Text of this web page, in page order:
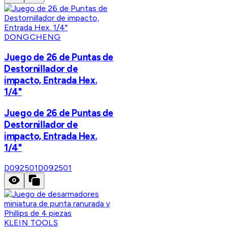
DONGCHENG
Juego de 26 de Puntas de
Destornillador de
impacto, Entrada Hex.
1/4"
Juego de 26 de Puntas de
Destornillador de
impacto, Entrada Hex.
1/4"
D092501D092501
KLEIN TOOLS